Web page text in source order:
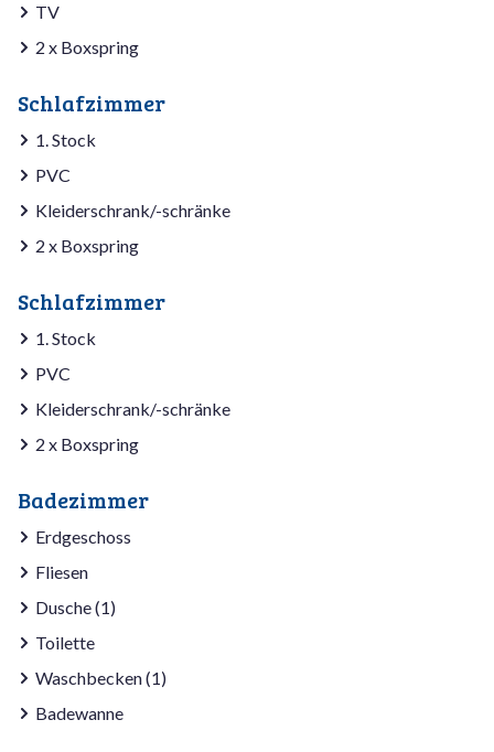
TV
2 x Boxspring
Schlafzimmer
1. Stock
PVC
Kleiderschrank/-schränke
2 x Boxspring
Schlafzimmer
1. Stock
PVC
Kleiderschrank/-schränke
2 x Boxspring
Badezimmer
Erdgeschoss
Fliesen
Dusche (1)
Toilette
Waschbecken (1)
Badewanne